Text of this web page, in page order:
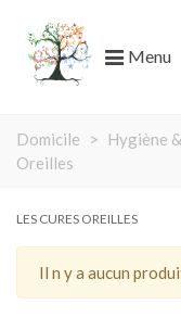
Menu
Domicile > Hygiène
Oreilles
LES CURES OREILLES
Il n y a aucun